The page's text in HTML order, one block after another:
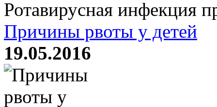
Ротавирусная инфекция
Причины рвоты у детей
19.05.2016